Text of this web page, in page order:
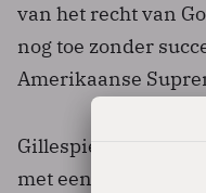
van het recht van
nog toe zonder
Amerikaanse
Gillespie is van
met een